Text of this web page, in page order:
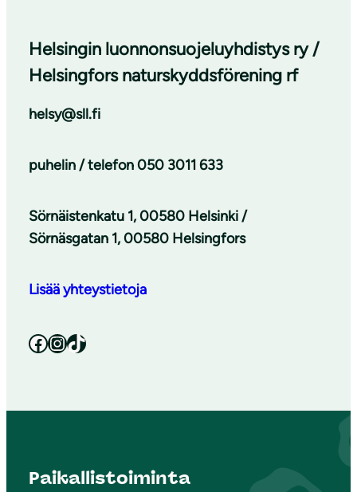
Helsingin luonnonsuojeluyhdistys ry /
Helsingfors naturskyddsförening rf
helsy@sll.fi
puhelin / telefon050 3011 633
Sörnäistenkatu 1, 00580 Helsinki /
Sörnäsgatan 1, 00580 Helsingfors
Lisää yhteystietoja
Facebook InstagramTikTok
Paikallistoiminta